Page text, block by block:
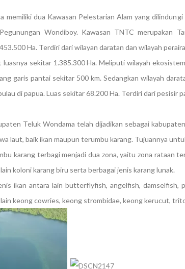
memiliki dua Kawasan Pelestarian Alam yang
Wondiboy. Kawasan TNTC merupakan
Ha. Terdiri dari wilayan daratan dan wilayah
sekitar 1.385.300 Ha. Meliputi wilayah
garis pantai sekitar 500 km. Sedangkan wilayah
di papua. Luas sekitar 68.200 Ha. Terdiri dari pesisir
Teluk Wondama telah dijadikan sebagai
laut, baik ikan maupun terumbu karang. Tujuannya
karang terbagi menjadi dua zona, yaitu zona rataan
koloni karang biru serta berbagai jenis karang lunak.
ikan antara lain butterflyfish, angelfish, damselfish,
keong cowries, keong strombidae, keong kerucut,